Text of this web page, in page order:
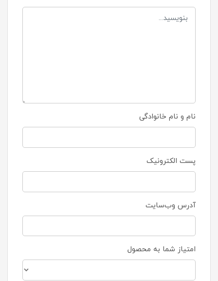
نام و نام خانوادگی
پست الکترونیک
آدرس وب‌سایت
امتیاز شما به محصول